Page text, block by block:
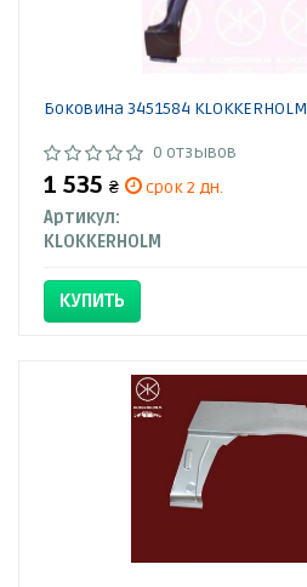
Боковина 3451584 KLOKKERHOLM
0 отзывов
1 535 ₴
срок 2 дн.
Артикул:
KLOKKERHOLM
КУПИТЬ